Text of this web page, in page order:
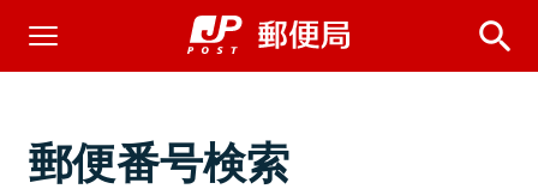
郵便番号検索